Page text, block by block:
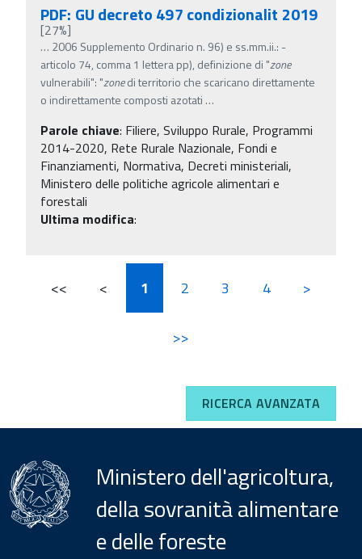
PDF: GU decreto 497 condizionalit 2019
[27%]
… 2006 Supplemento Ordinario n. 96) e ss.mm.ii.: -
articolo 74, comma 1 lettera pp), definizione di "zone
vulnerabili": "zonedi territorio che scaricano direttamente
o indirettamente composti azotati …
Parole chiave: Filiere, Sviluppo Rurale, Programmi
2014-2020, Rete Rurale Nazionale, Fondi e
Finanziamenti, Normativa, Decreti ministeriali,
Ministero delle politiche agricole alimentari e
forestali
Ultima modifica:
<< < 1 2 3 4 >
>>
RICERCA AVANZATA
Ministero dell'agricoltura,
della sovranità alimentare
e delle foreste